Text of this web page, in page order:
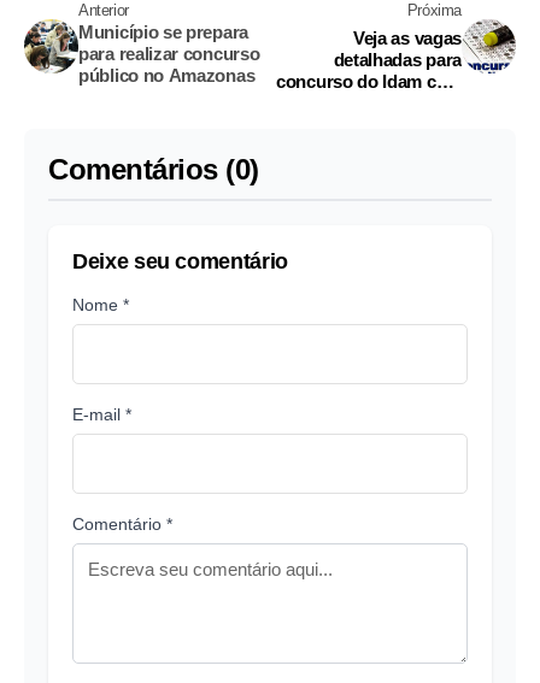
Anterior
Município se prepara
para realizar concurso
público no Amazonas
Próxima
Veja as vagas
detalhadas para
concurso do Idam com
Comentários (0)
Deixe seu comentário
Nome *
E-mail *
Comentário *